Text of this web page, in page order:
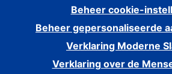
Beheer cookie-
Beheer gepersonaliseerde
Verklaring Moderne
Verklaring over de